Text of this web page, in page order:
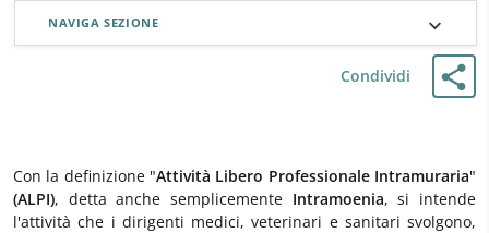
Con la definizione "Attività Libero Professionale Intramuraria"
(ALPI), detta anche semplicemente Intramoenia, si intende
l'attività che i dirigenti medici, veterinari e sanitari svolgono,
Condividi
NAVIGA SEZIONE